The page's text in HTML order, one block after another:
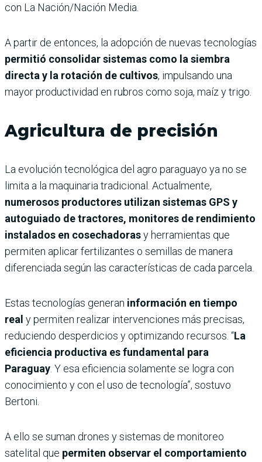
con La Nación/Nación Media.
A partir de entonces, la adopción de nuevas tecnologías
permitió consolidar sistemas como la siembra
directa y la rotación de cultivos, impulsando una
mayor productividad en rubros como soja, maíz y trigo.
Agricultura de precisión
La evolución tecnológica del agro paraguayo ya no se
limita a la maquinaria tradicional. Actualmente,
numerosos productores utilizan sistemas GPS y
autoguiado de tractores, monitores de rendimiento
instalados en cosechadorasy herramientas que
permiten aplicar fertilizantes o semillas de manera
diferenciada según las características de cada parcela.
Estas tecnologías generan información en tiempo
real y permiten realizar intervenciones más precisas,
reduciendo desperdicios y optimizando recursos. “La
eficiencia productiva es fundamental para
Paraguay . Y esa eficiencia solamente se logra con
conocimiento y con el uso de tecnología”, sostuvo
Bertoni.
A ello se suman drones y sistemas de monitoreo
satelital que permiten observar el comportamiento